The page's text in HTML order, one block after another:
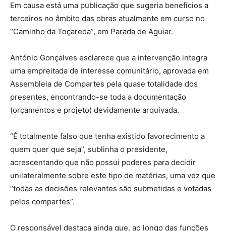
Em causa está uma publicação que sugeria benefícios a
terceiros no âmbito das obras atualmente em curso no
“Caminho da Toçareda”, em Parada de Aguiar.
António Gonçalves esclarece que a intervenção integra
uma empreitada de interesse comunitário, aprovada em
Assembleia de Compartes pela quase totalidade dos
presentes, encontrando-se toda a documentação
(orçamentos e projeto) devidamente arquivada.
“É totalmente falso que tenha existido favorecimento a
quem quer que seja”, sublinha o presidente,
acrescentando que não possui poderes para decidir
unilateralmente sobre este tipo de matérias, uma vez que
“todas as decisões relevantes são submetidas e votadas
pelos compartes”.
O responsável destaca ainda que, ao longo das funções